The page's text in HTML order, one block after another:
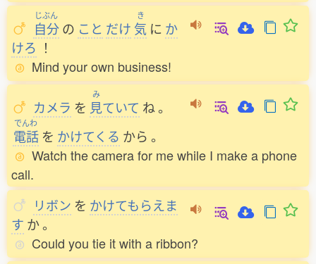
じぶん
自分 の こと だけ
き
気 に か
けろ ！
Mind your own business!
カメラ を
み
見ていて ね。
でんわ
電話 を かけてくる から 。
Watch the camera for me while I make a phone
call.
リボン を かけてもらえま
す か。
Could you tie it with a ribbon?